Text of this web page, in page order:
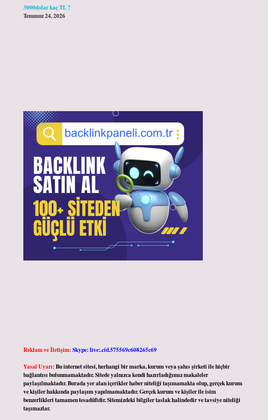
3000dolar kaç TL ?
Temmuz 24, 2026
Reklam ve İletişim:Skype: live:.cid.575569c608265c69
Yasal Uyarı:Bu internet sitesi, herhangi bir marka, kurum veya şahıs şirketi ile hiçbir
bağlantısı bulunmamaktadır. Sitede yalnızca kendi hazırladığımız makaleler
paylaşılmaktadır. Burada yer alan içerikler haber niteliği taşımamakta olup, gerçek kurum
ve kişiler hakkında paylaşım yapılmamaktadır. Gerçek kurum ve kişiler ile isim
benzerlikleri tamamen tesadüfidir. Sitemizdeki bilgiler taslak halindedir ve tavsiye niteliği
taşımazlar.